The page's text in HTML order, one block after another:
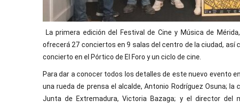
La primera edición del Festival de Cine y Música de
ofrecerá 27 conciertos en 9 salas del centro de la ciudad, así
concierto en el Pórtico de El Foro y un ciclo de cine.
Para dar a conocer todos los detalles de este nuevo evento
una rueda de prensa el alcalde, Antonio Rodríguez Osuna;
Junta de Extremadura, Victoria Bazaga; y el director del